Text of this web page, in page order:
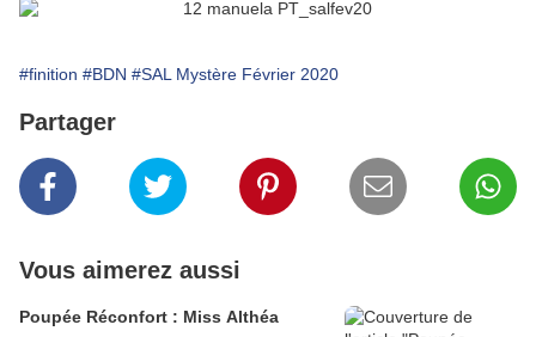
#finition #BDN #SAL Mystère Février 2020
Partager
Vous aimerez aussi
Poupée Réconfort : Miss Althéa